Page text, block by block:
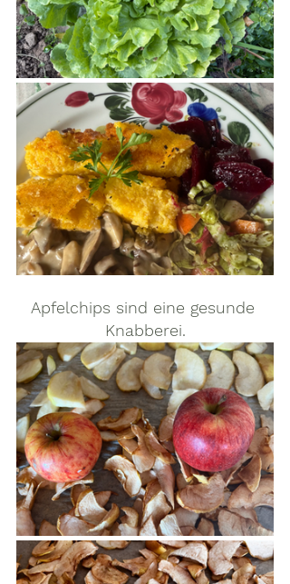
Apfelchips sind eine gesunde
Knabberei.